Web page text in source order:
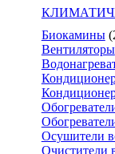
Биокамины
Вентиляторы
Осушители
Очистители